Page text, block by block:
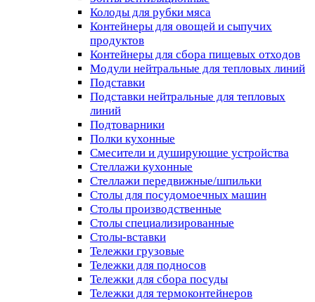
Колоды для рубки мяса
Контейнеры для овощей и сыпучих
продуктов
Контейнеры для сбора пищевых отходов
Модули нейтральные для тепловых линий
Подставки
Подставки нейтральные для тепловых
линий
Подтоварники
Полки кухонные
Смесители и душирующие устройства
Стеллажи кухонные
Стеллажи передвижные/шпильки
Столы для посудомоечных машин
Столы производственные
Столы специализированные
Столы-вставки
Тележки грузовые
Тележки для подносов
Тележки для сбора посуды
Тележки для термоконтейнеров